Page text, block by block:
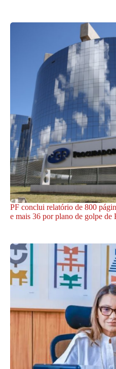
PF conclui relatório de 800
e mais 36 por plano de golpe de